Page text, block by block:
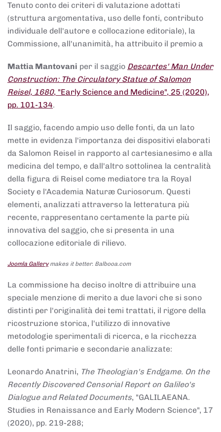
Tenuto conto dei criteri di valutazione adottati
(struttura argomentativa, uso delle fonti, contributo
individuale dell'autore e collocazione editoriale), la
Commissione, all'unanimità, ha attribuito il premio a
Mattia Mantovani per il saggio Descartes' Man Under
Construction: The Circulatory Statue of Salomon
Reisel, 1680, "Early Science and Medicine", 25 (2020),
pp. 101-134.
Il saggio, facendo ampio uso delle fonti, da un lato
mette in evidenza l'importanza dei dispositivi elaborati
da Salomon Reisel in rapporto al cartesianesimo e alla
medicina del tempo, e dall'altro sottolinea la centralità
della figura di Reisel come mediatore tra la Royal
Society e l'Academia Naturæ Curiosorum. Questi
elementi, analizzati attraverso la letteratura più
recente, rappresentano certamente la parte più
innovativa del saggio, che si presenta in una
collocazione editoriale di rilievo.
Joomla Gallerymakes it better. Balbooa.com
La commissione ha deciso inoltre di attribuire una
speciale menzione di merito a due lavori che si sono
distinti per l'originalità dei temi trattati, il rigore della
ricostruzione storica, l'utilizzo di innovative
metodologie sperimentali di ricerca, e la ricchezza
delle fonti primarie e secondarie analizzate:
Leonardo Anatrini, The Theologian's Endgame. On the
Recently Discovered Censorial Report on Galileo's
Dialogue and Related Documents, "GALILAEANA.
Studies in Renaissance and Early Modern Science", 17
(2020), pp. 219-288;